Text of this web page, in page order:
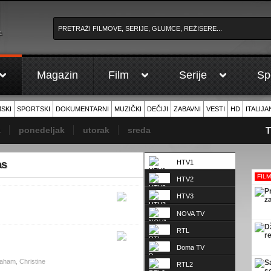
Magazin Film Serije
SPORTSKI DOKUMENTARNI MUZIČKI DEČIJI ZABAVNI VESTI HD
ponedeljak utorak sreda
Borna
Christine
HTV1
HTV2
HTV3
NOVA TV
RTL
Doma TV
RTL2